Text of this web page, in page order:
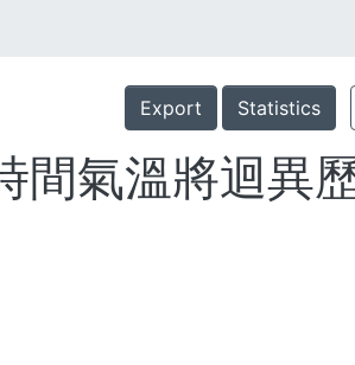
Export Statistics
間氣溫將迴異歷